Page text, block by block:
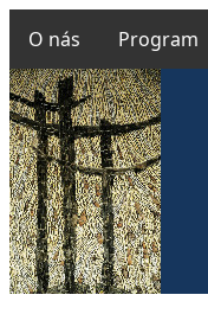
O nás Program